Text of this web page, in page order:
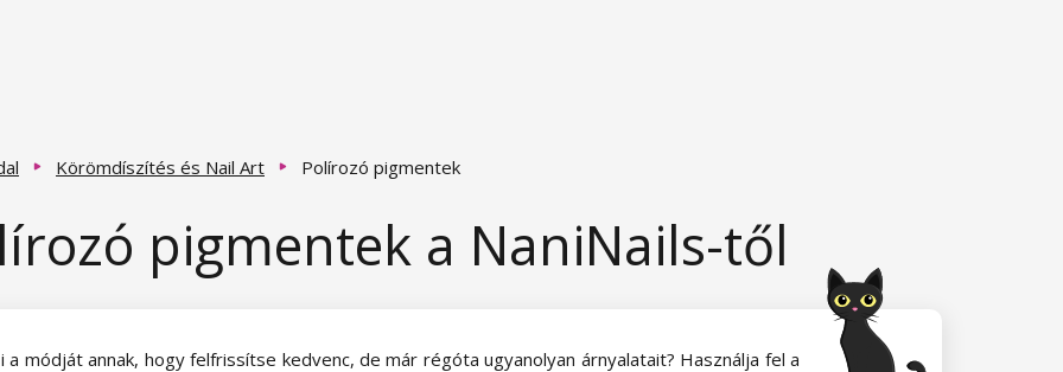
Körömdíszítés és Nail Art Polírozó pigmentek
pigmentek a NaniNails-től
a módját annak, hogy felfrissítse kedvenc, de már régóta ugyanolyan árnyalatait? Használja fel a